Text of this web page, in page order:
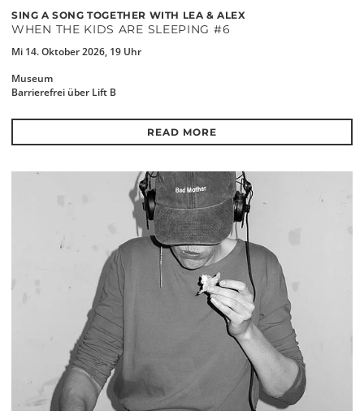
SING A SONG TOGETHER WITH LEA & ALEX
WHEN THE KIDS ARE SLEEPING #6
Mi 14. Oktober 2026, 19 Uhr
Museum
Barrierefrei über Lift B
READ MORE